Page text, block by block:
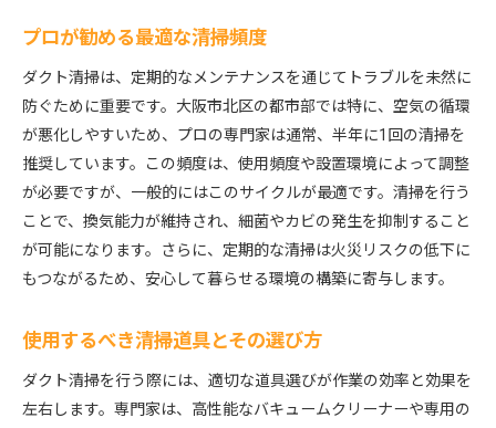
プロが勧める最適な清掃頻度
ダクト清掃は、定期的なメンテナンスを通じてトラブルを未然に
防ぐために重要です。大阪市北区の都市部では特に、空気の循環
が悪化しやすいため、プロの専門家は通常、半年に1回の清掃を
推奨しています。この頻度は、使用頻度や設置環境によって調整
が必要ですが、一般的にはこのサイクルが最適です。清掃を行う
ことで、換気能力が維持され、細菌やカビの発生を抑制すること
が可能になります。さらに、定期的な清掃は火災リスクの低下に
もつながるため、安心して暮らせる環境の構築に寄与します。
使用するべき清掃道具とその選び方
ダクト清掃を行う際には、適切な道具選びが作業の効率と効果を
左右します。専門家は、高性能なバキュームクリーナーや専用の